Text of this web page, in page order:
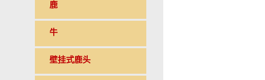
鹿
牛
壁挂式鹿头